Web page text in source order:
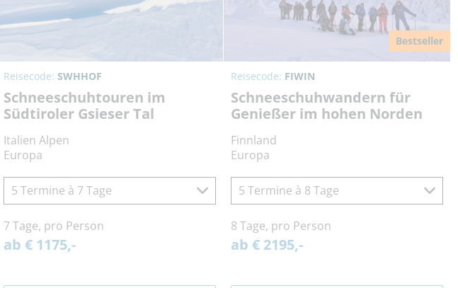
Reisecode: SWHHOF
Schneeschuhtouren im
Südtiroler Gsieser Tal
Italien Alpen
Europa
5 Termine à 7 Tage
7 Tage, pro Person
ab € 1175,-
Bestseller
Reisecode: FIWIN
Schneeschuhwandern für
Genießer im hohen Norden
Finnland
Europa
5 Termine à 8 Tage
8 Tage, pro Person
ab € 2195,-